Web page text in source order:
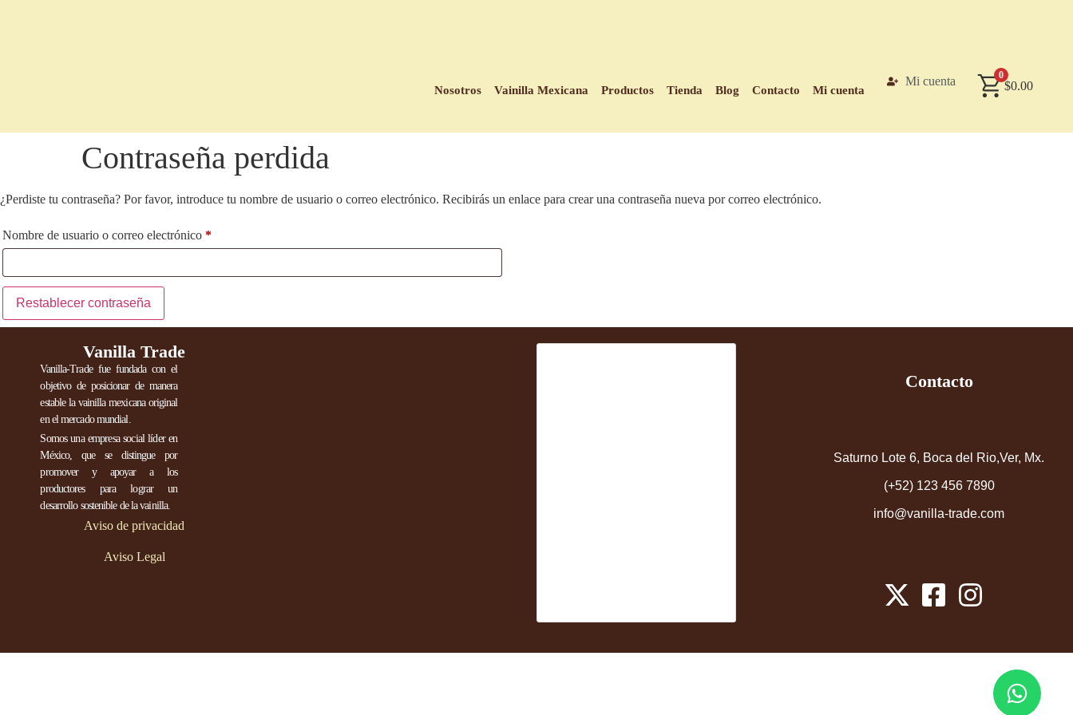
Nosotros Vainilla Mexicana Productos Tienda Blog Contacto Mi cuenta
Mi cuenta 0
$0.00
Contraseña perdida
¿Perdiste tu contraseña? Por favor, introduce tu nombre de usuario o correo electrónico. Recibirás un enlace para crear una contraseña nueva por correo electrónico.
Nombre de usuario o correo electrónico *
Restablecer contraseña
Vanilla Trade
Vanilla-Trade fue fundada con el
objetivo de posicionar de manera
estable la vainilla mexicana original
en el mercado mundial.
Somos una empresa social líder en
México, que se distingue por
promover y apoyar a los
productores para lograr un
desarrollo sostenible de la vainilla.
Aviso de privacidad
Aviso Legal
Contacto
Saturno Lote 6, Boca del Rio,Ver, Mx.
(+52) 123 456 7890
info@vanilla-trade.com